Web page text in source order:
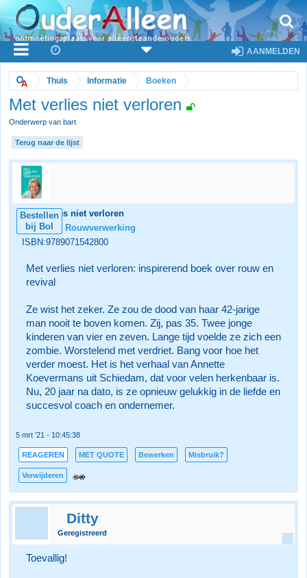
AANMELDEN
Thuis Informatie Boeken
Met verlies niet verloren
Onderwerp van bart
Terug naar de lijst
Bestellen
bij Bol
Met verlies niet verloren
Categorie:
Rouwverwerking
ISBN:9789071542800
Met verlies niet verloren: inspirerend boek over rouw en
revival
Ze wist het zeker. Ze zou de dood van haar 42-jarige
man nooit te boven komen. Zij, pas 35. Twee jonge
kinderen van vier en zeven. Lange tijd voelde ze zich een
zombie. Worstelend met verdriet. Bang voor hoe het
verder moest. Het is het verhaal van Annette
Koevermans uit Schiedam, dat voor velen herkenbaar is.
Nu, 20 jaar na dato, is ze opnieuw gelukkig in de liefde en
succesvol coach en ondernemer.
5 mrt '21 - 10:45:38
REAGEREN MET QUOTE Bewerken Misbruik?
Verwijderen
Ditty
Geregistreerd
Toevallig!